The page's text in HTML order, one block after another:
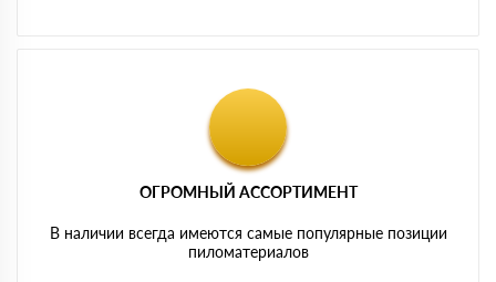
ОГРОМНЫЙ АССОРТИМЕНТ
В наличии всегда имеются самые популярные позиции
пиломатериалов